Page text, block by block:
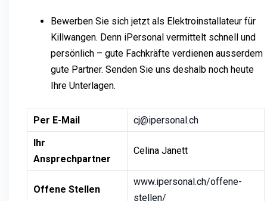
Bewerben Sie sich jetzt als Elektroinstallateur für
Killwangen. Denn iPersonal vermittelt schnell und
persönlich – gute Fachkräfte verdienen ausserdem
gute Partner. Senden Sie uns deshalb noch heute
Ihre Unterlagen.
Per E-Mail
cj@ipersonal.ch
Ihr
Ansprechpartner
Celina Janett
Offene Stellen
www.ipersonal.ch/offene-
stellen/